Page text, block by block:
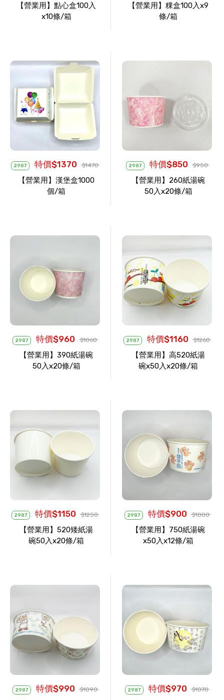
【營業用】點心盒100入
x10條/箱
【營業用】粿盒100入x9
條/箱
2987 特價$1370 $1470
【營業用】漢堡盒1000
個/箱
2987 特價$850 $950
【營業用】260紙湯碗
50入x20條/箱
2987 特價$960 $1060
【營業用】390紙湯碗
50入x20條/箱
2987 特價$1160 $1260
【營業用】高520紙湯
碗x50入x20條/箱
2987 特價$1150 $1250
【營業用】520矮紙湯
碗50入x20條/箱
2987 特價$900 $1000
【營業用】750紙湯碗
x50入x12條/箱
2987 特價$990 $1090 2987 特價$970 $1070